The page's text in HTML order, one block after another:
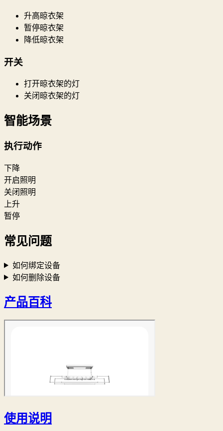
升高晾衣架
暂停晾衣架
降低晾衣架
开关
打开晾衣架的灯
关闭晾衣架的灯
智能场景
执行动作
下降
开启照明
关闭照明
上升
暂停
常见问题
如何绑定设备
如何删除设备
产品百科
使用说明